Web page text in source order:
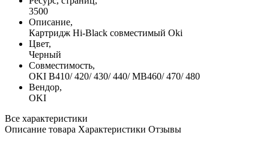
3500
Описание,
Картридж Hi-Black совместимый Oki
Цвет,
Черный
Совместимость,
OKI B410/ 420/ 430/ 440/ MB460/ 470/ 480
Вендор,
OKI
Все характеристики
Описание товара Характеристики Отзывы